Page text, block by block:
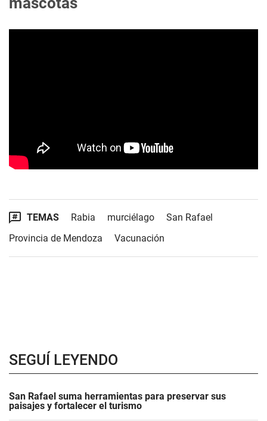
TEMAS Rabia murciélago
San Rafael
Provincia de Mendoza
Vacunación
SEGUÍ LEYENDO
San Rafael suma herramientas para preservar sus
paisajes y fortalecer el turismo